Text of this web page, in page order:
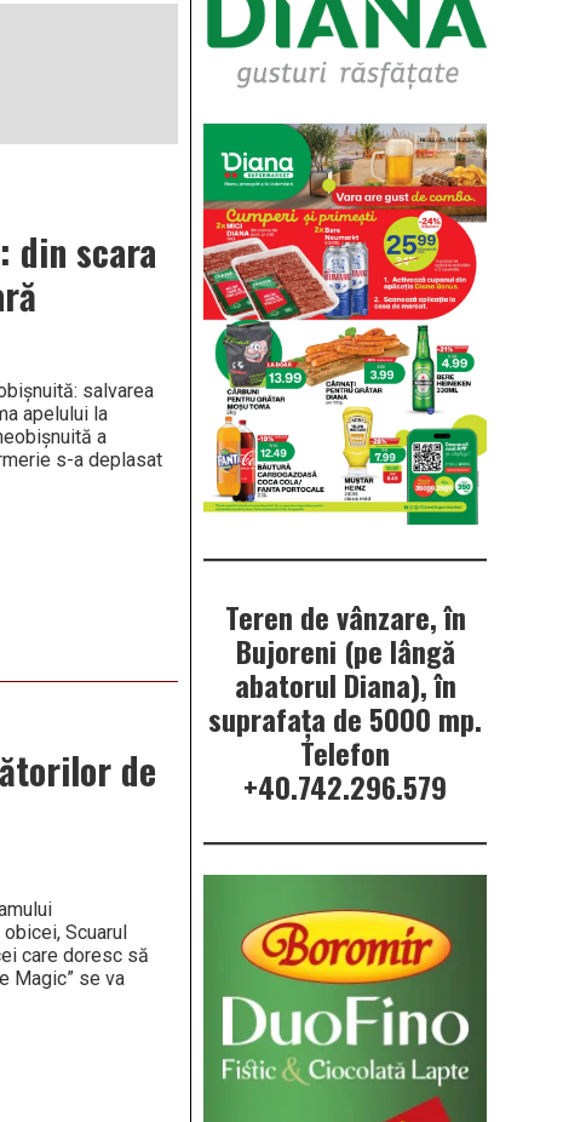
din scara
salvarea
apelului la
a
s-a deplasat
de
Scuarul
care doresc să
Magic” se va
Teren de vânzare, în
Bujoreni (pe lângă
abatorul Diana), în
suprafața de 5000 mp.
Telefon
+40.742.296.579